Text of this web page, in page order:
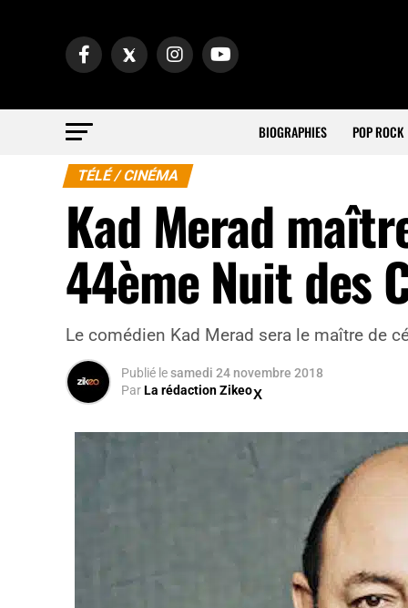
BIOGRAPHIES POP ROCK
TÉLÉ / CINÉMA
Kad Merad
44ème Nuit des
Le comédien Kad Merad sera le maître de
Publié lesamedi 24 novembre 2018
ParLa rédaction Zikeo